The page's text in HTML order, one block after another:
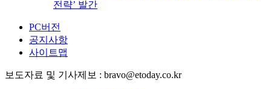
전략’ 발간
PC버전
공지사항
사이트맵
보도자료 및 기사제보 : bravo@etoday.co.kr